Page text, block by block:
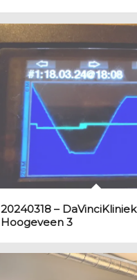
20240318 – DaVinciKliniek
Hoogeveen 3